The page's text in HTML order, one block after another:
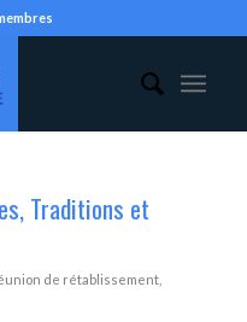
Traditions et
de rétablissement,